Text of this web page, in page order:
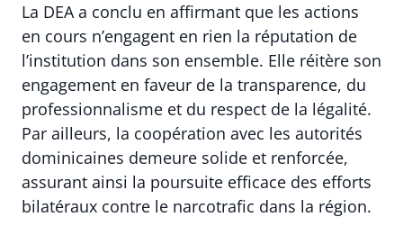
La DEA a conclu en affirmant que les actions
en cours n’engagent en rien la réputation de
l’institution dans son ensemble. Elle réitère son
engagement en faveur de la transparence, du
professionnalisme et du respect de la légalité.
Par ailleurs, la coopération avec les autorités
dominicaines demeure solide et renforcée,
assurant ainsi la poursuite efficace des efforts
bilatéraux contre le narcotrafic dans la région.